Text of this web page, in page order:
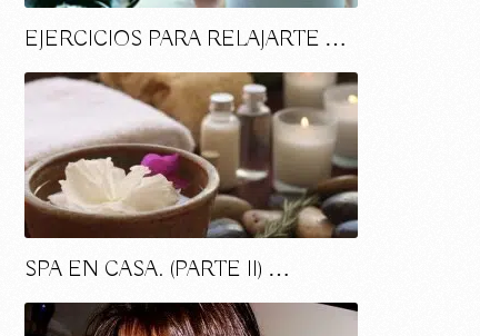
EJERCICIOS PARA RELAJARTE …
SPA EN CASA. (PARTE II) …